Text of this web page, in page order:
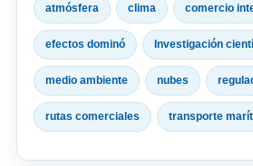
atmósfera clima comercio
efectos dominó Investigación
medio ambiente nubes
rutas comerciales transporte